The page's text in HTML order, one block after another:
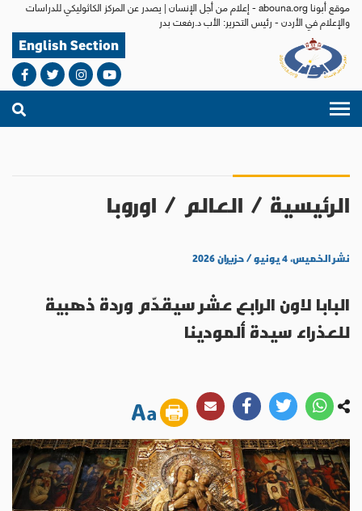
موقع أبونا abouna.org - إعلام من أجل الإنسان | يصدر عن المركز الكاثوليكي للدراسات
والإعلام في الأردن - رئيس التحرير: الأب د.رفعت بدر
English Section
الرئيسية / العالم / اوروبا
نشر الخميس، ٤ يونيو / حزيران ٢٠٢٦
البابا لاون الرابع عشر سيقدّم وردة ذهبية
للعذراء سيدة ألمودينا